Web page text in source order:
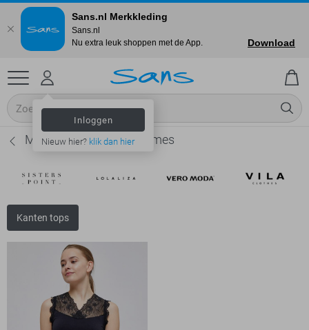
Inloggen
Nieuw hier? klik dan hier
Minus Kanten tops - Dames
Kanten tops
Sans.nl Merkkleding
Sans.nl
Nu extra leuk shoppen met de App.
Download